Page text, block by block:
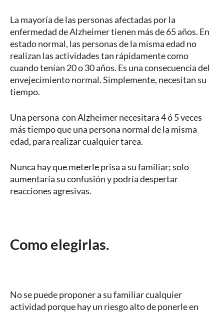
La mayoría de las personas afectadas por la
enfermedad de Alzheimer tienen más de 65 años. En
estado normal, las personas de la misma edad no
realizan las actividades tan rápidamente como
cuando tenían 20 o 30 años. Es una consecuencia del
envejecimiento normal. Simplemente, necesitan su
tiempo.
Una persona con Alzheimer necesitara 4 ó 5 veces
más tiempo que una persona normal de la misma
edad, para realizar cualquier tarea.
Nunca hay que meterle prisa a su familiar; solo
aumentaría su confusión y podría despertar
reacciones agresivas.
Como elegirlas.
No se puede proponer a su familiar cualquier
actividad porque hay un riesgo alto de ponerle en